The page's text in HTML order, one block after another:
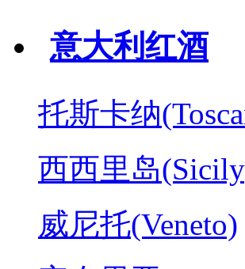
意大利红酒
托斯卡纳
西西里岛
威尼托(Veneto)